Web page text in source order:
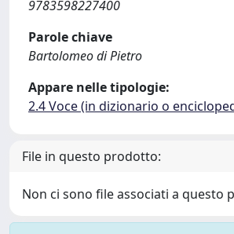
9783598227400
Parole chiave
Bartolomeo di Pietro
Appare nelle tipologie:
2.4 Voce (in dizionario o
File in questo prodotto:
Non ci sono file associati a questo